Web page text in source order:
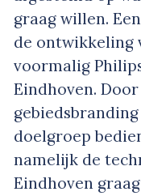
graag willen.
de ontwikkeling
voormalig
Eindhoven.
doelgroep
namelijk de
Eindhoven